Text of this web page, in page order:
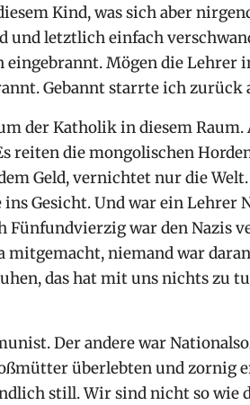
Kind, was sich aber
und letztlich einfach
eingebrannt. Mögen die Lehrer
Gebannt starrte ich zurück
der Katholik in diesem
reiten die mongolischen
Geld, vernichtet nur die
Gesicht. Und war ein Lehrer
Fünfundvierzig war den Nazis
mitgemacht, niemand war
das hat mit uns nichts zu
Der andere war
überlebten und zornig
still. Wir sind nicht so wie